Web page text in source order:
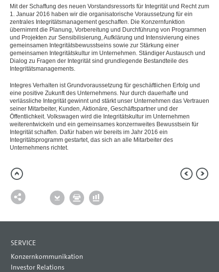
Corporate-Governance-Bericht
Corporate-Governance-Bericht
Entsprechenserklärung
Zusammenarbeit
Ziele für die Besetzung
Vergütungsbericht
Erklärung zur Unternehmensführung
Compliance
Integrität
Risikomanagement, Abschlussprüfung
Kommunikation und Transparenz
Vergütungsbericht
Organe
Übernahmerechtliche Angaben
Dieselthematik
Geschäftsverlauf
Aktie und Anleihen
Finanzlage
Vermögenslage
Wertschöpfungsrechnung
Gesamtaussage
Volkswagen AG
Aussichten
KONZERNABSCHLUSS
Mit der Schaffung des neuen Vorstandsressorts für Integrität und Recht zum
1. Januar 2016 haben wir die organisatorische Voraussetzung für ein
zentrales Integritätsmanagement geschaffen. Die Konzernfunktion
übernimmt die Planung, Vorbereitung und Durchführung von Programmen
und Projekten zur Sensibilisierung, Aufklärung und Intensivierung eines
gemeinsamen Integritätsbewusstseins sowie zur Stärkung einer
gemeinsamen Integritätskultur im Unternehmen. Ständiger Austausch und
Dialog zu Fragen der Integrität sind grundlegende Bestandteile des
Integritätsmanagements.
Integres Verhalten ist Grundvoraussetzung für geschäftlichen Erfolg und
eine positive Zukunft des Unternehmens. Nur durch dauerhafte und
verlässliche Integrität gewinnt und stärkt unser Unternehmen das Vertrauen
seiner Mitarbeiter, Kunden, Aktionäre, Geschäftspartner und der
Öffentlichkeit. Volkswagen wird die Integritätskultur im Unternehmen
weiterentwickeln und ein gemeinsames konzernweites Bewusstsein für
Integrität schaffen. Dafür haben wir bereits im Jahr 2016 ein
Integritätsprogramm gestartet, das sich an alle Mitarbeiter des
Unternehmens richtet.
SERVICE
Konzernkommunikation
Investor Relations